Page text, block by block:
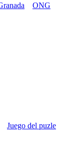
ONG
Juego del puzle